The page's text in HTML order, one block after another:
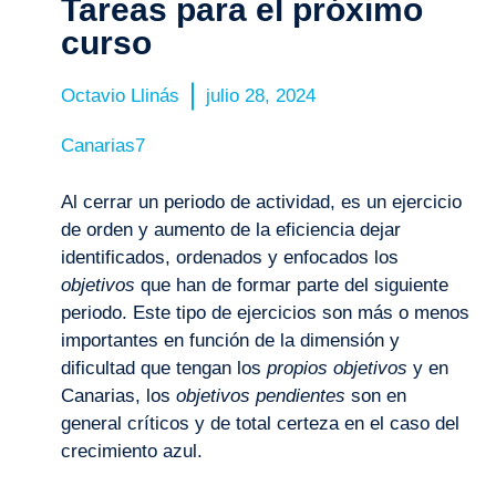
Tareas para el próximo
curso
Octavio Llinás julio 28, 2024
Canarias7
Al cerrar un periodo de actividad, es un ejercicio
de orden y aumento de la eficiencia dejar
identificados, ordenados y enfocados los
objetivos que han de formar parte del siguiente
periodo. Este tipo de ejercicios son más o menos
importantes en función de la dimensión y
dificultad que tengan los propios objetivos y en
Canarias, los objetivos pendientes son en
general críticos y de total certeza en el caso del
crecimiento azul.